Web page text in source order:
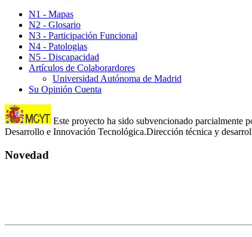
N1 - Mapas
N2 - Glosario
N3 - Participación Funcional
N4 - Patologias
N5 - Discapacidad
Artículos de Colaborardores
Universidad Autónoma de Madrid
Su Opinión Cuenta
Este proyecto ha sido subvencionado parcialmente
Desarrollo e Innovación Tecnológica.Dirección técnica y
Novedad